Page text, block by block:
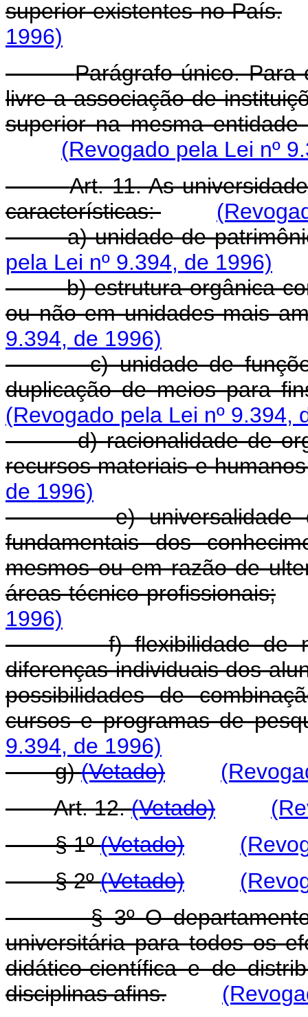
superior existentes no País.
1996)
Parágrafo único. Para
livre a associação de
superior na mesma
(Revogado pela Lei nº
Art. 11. As
características:
a) unidade de patrimônio
pela Lei nº 9.394, de 1996)
b) estrutura orgânica com
ou não em unidades mais
9.394, de 1996)
c) unidade de funções
duplicação de meios para
(Revogado pela Lei nº 9.394,
d) racionalidade de
recursos materiais e
de 1996)
e) universalidade de
fundamentais dos
mesmos ou em razão de
áreas técnico-profissionais;
1996)
f) flexibilidade de
diferenças individuais dos
possibilidades de
cursos e programas de
9.394, de 1996)
g)(Vetado)
Art. 12.(Vetado)
§ 1º(Vetado)
§ 2º(Vetado)
§ 3º O departamento
universitária para todos os
didático-científica e de
disciplinas afins.